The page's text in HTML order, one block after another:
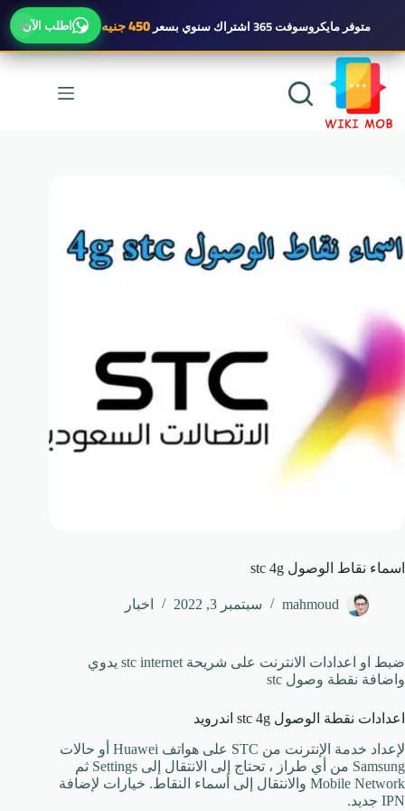
× متوفرمايكروسوفت 365 اشتراك سنوي بسعر450 جنيه اطلب الآن
التجاوز
المحتوى
اسماء نقاط الوصول stc 4g
mahmoud سبتمبر 3, 2022 اخبار
ضبط او اعدادات الانترنت على شريحة stc internet يدوي
واضافة نقطة وصول stc
اعدادات نقطة الوصول stc 4g اندرويد
لإعداد خدمة الإنترنت من STC على هواتف Huawei أو حالات
Samsung من أي طراز ، تحتاج إلى الانتقال إلى Settings ثم
Mobile Network والانتقال إلى أسماء النقاط. خيارات لإضافة
IPN جديد.